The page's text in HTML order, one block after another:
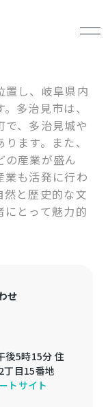
置し、岐阜県内
多治見市は、
、多治見城や
ます。また、
の産業が盛ん
業も活発に行わ
と歴史的な文
とって魅力的
せ
5時15分 住
丁目15番地
トサイト